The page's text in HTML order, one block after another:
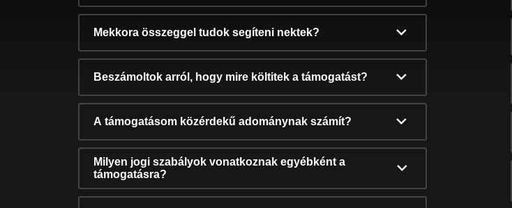
Mekkora összeggel tudok segíteni nektek?
Beszámoltok arról, hogy mire költitek a támogatást?
A támogatásom közérdekű adománynak számít?
Milyen jogi szabályok vonatkoznak egyébként a
támogatásra?